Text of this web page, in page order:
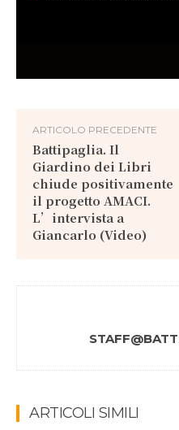
ARTICOLO PRECEDENTE
Battipaglia. Il
Giardino dei Libri
chiude positivamente
il progetto AMACI.
L’intervista a
Giancarlo (Video)
ARTICOLI SIMILI